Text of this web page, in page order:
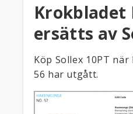
Krokbladet
ersätts av
Köp Sollex 10PT
56 har utgått.